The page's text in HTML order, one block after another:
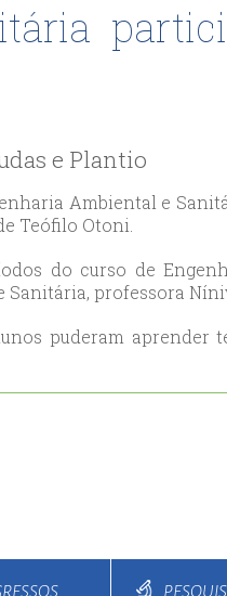
e Plantio
Ambiental e
Teófilo Otoni.
do curso de
professora
puderam aprender